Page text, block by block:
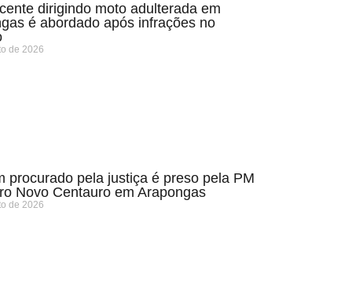
dirigindo moto adulterada em
é abordado após infrações no
de 2026
procurado pela justiça é preso pela PM
Novo Centauro em Arapongas
de 2026